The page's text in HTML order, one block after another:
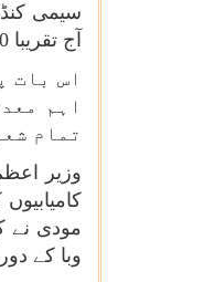
آج تقریبا 140 ارب ڈالر ہو گئی ہے۔
اس بات
اہم
تمام
وزیر
وبا کے